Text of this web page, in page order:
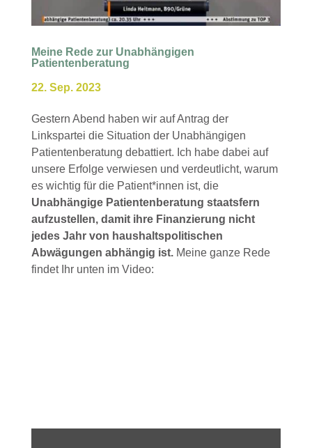
Meine Rede zur Unabhängigen
Patientenberatung
22. Sep. 2023
Gestern Abend haben wir auf Antrag der
Linkspartei die Situation der Unabhängigen
Patientenberatung debattiert. Ich habe dabei auf
unsere Erfolge verwiesen und verdeutlicht, warum
es wichtig für die Patient*innen ist, die
Unabhängige Patientenberatung staatsfern
aufzustellen, damit ihre Finanzierung nicht
jedes Jahr von haushaltspolitischen
Abwägungen abhängig ist.Meine ganze Rede
findet Ihr unten im Video: